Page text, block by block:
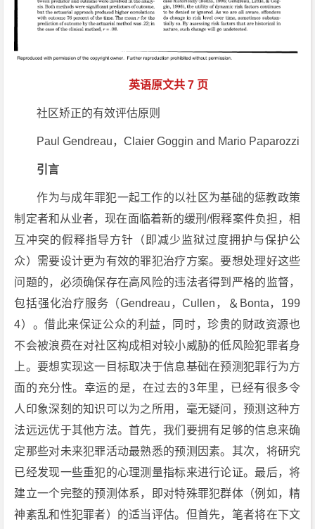
英语原文共 7 页
社区矫正的有效评估原则
Paul Gendreau，Claier Goggin and Mario Paparozzi
引言
作为与成年罪犯一起工作的以社区为基础的惩教政策
制定者和从业者，现在面临着新的缓刑/假释案件负担，相
互冲突的假释指导方针（即减少监狱过度拥护与保护公
众）需要设计更为有效的罪犯治疗方案。要想处理好这些
问题的，必须确保存在高风险的违法者得到严格的监督，
包括强化治疗服务（Gendreau，Cullen，＆Bonta，199
4）。借此来保证公众的利益，同时，珍贵的财政资源也
不会被浪费在对社区构成相对较小威胁的低风险犯罪者身
上。要想实现这一目标取决于信息基础在预测犯罪行为方
面的充分性。幸运的是，在过去的3年里，已经有很多令
人印象深刻的知识可以为之所用，毫无疑问，预测这种方
法远远优于其他方法。首先，我们要拥有足够的信息来确
定那些对未来犯罪活动最熟悉的预测因素。其次，将研究
已经发现一些重犯的心理测量指标来进行论证。最后，将
建立一个完整的预测体系，即对特殊罪犯群体（例如，精
神紊乱和性犯罪者）的适当评估。但首先，笔者将在下文